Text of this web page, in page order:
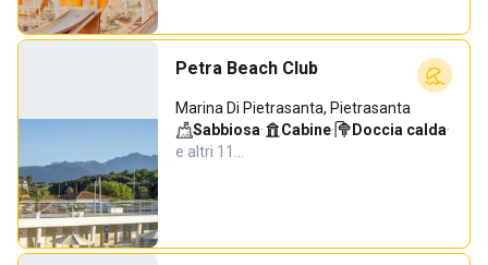
Petra Beach Club
Marina Di Pietrasanta, Pietrasanta
Sabbiosa· Cabine· Doccia calda·
e altri 11…